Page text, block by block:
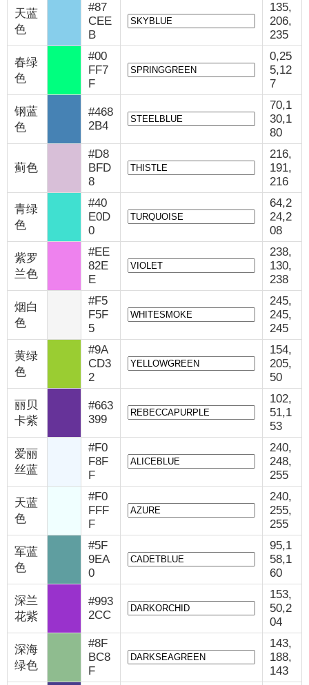
天蓝
色
#87
CEE
B
135,
206,
235
春绿
色
#00
FF7
F
0,25
5,12
7
钢蓝
色
#468
2B4
70,1
30,1
80
蓟色
#D8
BFD
8
216,
191,
216
青绿
色
#40
E0D
0
64,2
24,2
08
紫罗
兰色
#EE
82E
E
238,
130,
238
烟白
色
#F5
F5F
5
245,
245,
245
黄绿
色
#9A
CD3
2
154,
205,
50
丽贝
卡紫
#663
399
102,
51,1
53
爱丽
丝蓝
#F0
F8F
F
240,
248,
255
天蓝
色
#F0
FFF
F
240,
255,
255
军蓝
色
#5F
9EA
0
95,1
58,1
60
深兰
花紫
#993
2CC
153,
50,2
04
深海
绿色
#8F
BC8
F
143,
188,
143